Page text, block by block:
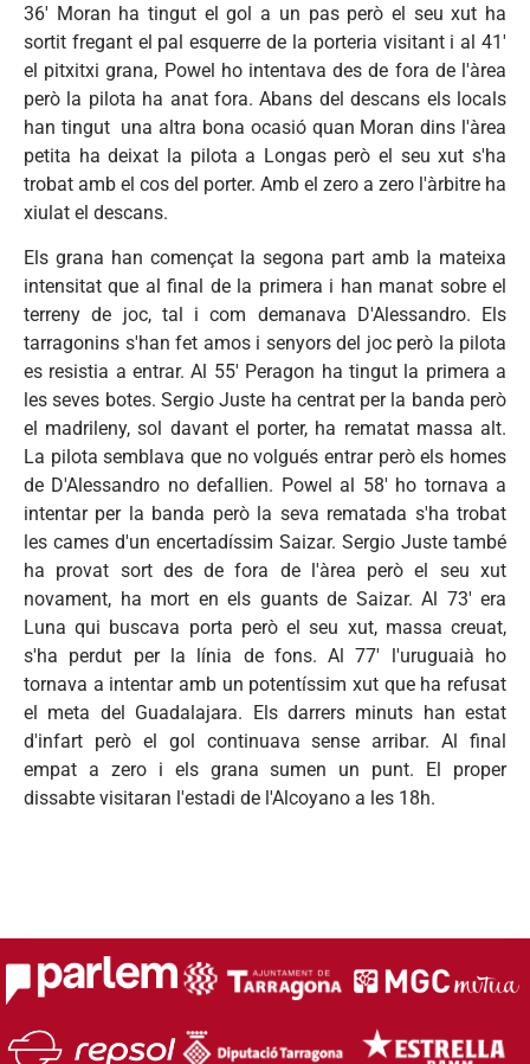
36' Moran hatingut elgol a un pas però el seu xut ha
sortit fregantel palesquerre de la porteria visitant i al 41'
el pitxitxi grana, Powel ho intentava des de fora de l'àrea
però la pilota ha anat fora.Abans deldescans els locals
han tingut una altra bona ocasió quan Moran dins l'àrea
petita hadeixat la pilota a Longas però el seu xut s'ha
trobat amb el cos del porter. Amb el zero a zero l'àrbitre ha
xiulat el descans.
Els grana han començat la segona part amb la mateixa
intensitat que al final de la primera i han manat sobreel
terreny de joc, tal i com demanava D'Alessandro. Els
tarragonins s'han fet amosi senyorsdel joc però la pilota
es resistia aentrar. Al 55' Peragon ha tingutla primera a
lesseves botes. SergioJuste ha centratper la banda però
el madrileny,sol davantel porter, ha rematat massa alt.
La pilota semblava que novolgués entrar peròels homes
de D'Alessandro no defallien. Powel al 58' ho tornava a
intentar per la banda peròla seva rematada s'ha trobat
les cames d'un encertadíssim Saizar. Sergio Juste també
ha provat sort des defora de l'àrea però el seu xut
novament, ha mort en els guants de Saizar. Al 73' era
Luna qui buscava porta peròelseu xut, massa creuat,
s'ha perdut per la línia de fons. Al 77' l'uruguaià ho
tornava a intentar amb un potentíssim xut queha refusat
el meta del Guadalajara. Els darrers minuts han estat
d'infart peròel gol continuava sense arribar. Al final
empat a zero i els grana sumen un punt. El proper
dissabte visitaran l'estadi de l'Alcoyano a les 18h.